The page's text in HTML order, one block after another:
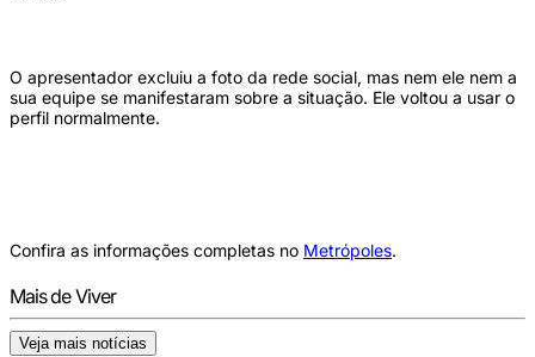
O apresentador excluiu a foto da rede social, mas nem ele nem a
sua equipe se manifestaram sobre a situação. Ele voltou a usar o
perfil normalmente.
Confira as informações completas no Metrópoles.
Mais de Viver
Veja mais notícias